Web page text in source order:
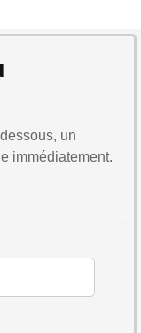
un
immédiatement.